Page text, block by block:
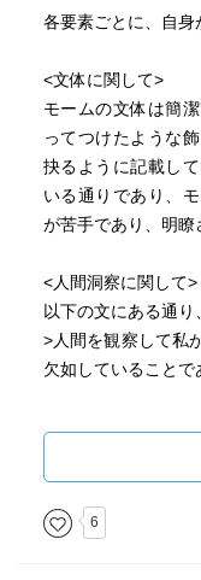
各要素ごとに、自身
<文体に関して>
モームの文体は簡
ってつけたような
抉るように記載し
いる通りであり、
が苦手であり、明瞭
<人間洞察に関して>
以下の文にある通り
>人間を観察して私
欠如していることで
れがある種の人か
ぜかといえば、大
ておらず、見たい側
6